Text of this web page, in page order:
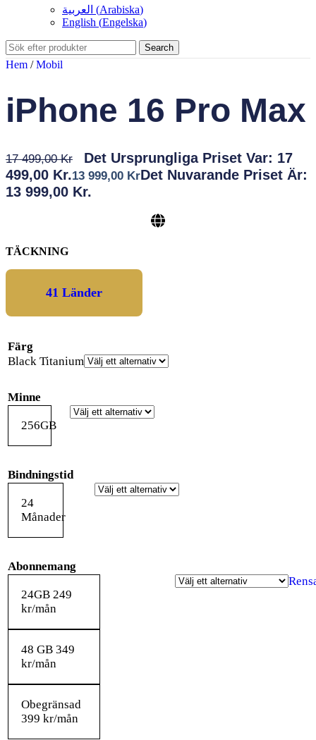
العربية (Arabiska)
English (Engelska)
Search
Hem / Mobil
iPhone 16 Pro Max
17 499,00Kr
Det Ursprungliga Priset Var: 17
499,00 Kr.13 999,00 KrDet Nuvarande Priset Är:
13 999,00 Kr.
TÄCKNING
41 Länder
Färg
Black Titanium
Minne
256GB
Bindningstid
24
Månader
Abonnemang
24GB 249
kr/mån
48 GB 349
kr/mån
Obegränsad
399 kr/mån